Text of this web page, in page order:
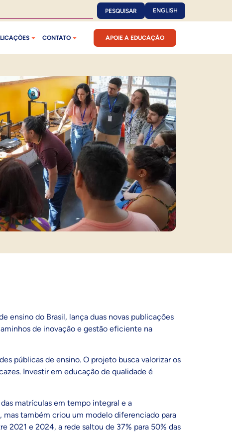
PESQUISAR ENGLISH
CONTATO APOIE A EDUCAÇÃO
ensino do Brasil, lança duas novas publicações
de inovação e gestão eficiente na
públicas de ensino. O projeto busca valorizar os
Investir em educação de qualidade é
matrículas em tempo integral e a
mas também criou um modelo diferenciado para
2021 e 2024, a rede saltou de 37% para 50% das